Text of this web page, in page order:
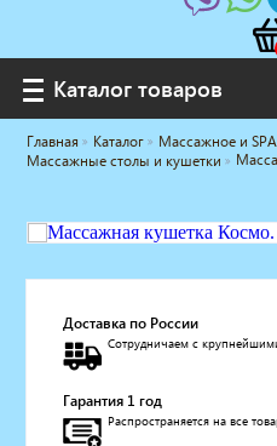
Каталог товаров
Каталог товаров
Услуги под ключ
Оборудование с
Косметологическое
Маникюрное
Педикюрное
Массажное и SPA
Стерилизаторы
Главная Каталог
Массажное и
Массажные столы и кушетки
Доставка по России
Сотрудничаем с
Гарантия 1 год
Распространяется на все